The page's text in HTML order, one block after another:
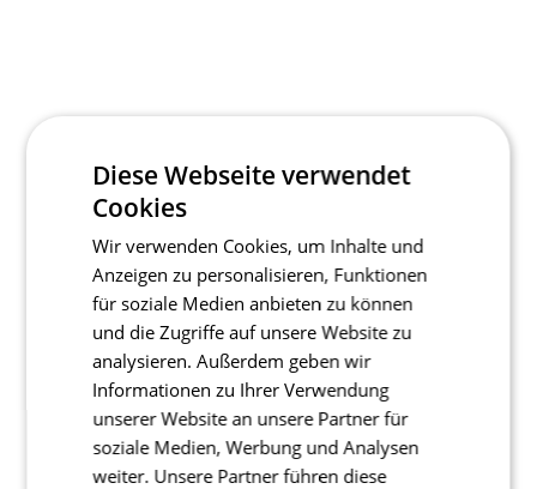
Diese Webseite verwendet
Cookies
Wir verwenden Cookies, um Inhalte und
Anzeigen zu personalisieren, Funktionen
für soziale Medien anbieten zu können
und die Zugriffe auf unsere Website zu
analysieren. Außerdem geben wir
Informationen zu Ihrer Verwendung
unserer Website an unsere Partner für
soziale Medien, Werbung und Analysen
weiter. Unsere Partner führen diese